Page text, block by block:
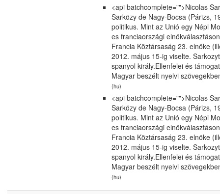
<api batchcomplete="">Nicolas
Sarközy de Nagy-Bocsa (Párizs,
politikus. Mint az Unió egy Népi
es franciaországi
Francia Köztársaság 23. elnöke
2012. május 15-ig viselte.
spanyol király.Ellenfelei és
Magyar beszélt nyelvi
(hu)
<api batchcomplete="">Nicolas
Sarközy de Nagy-Bocsa (Párizs,
politikus. Mint az Unió egy Népi
es franciaországi
Francia Köztársaság 23. elnöke
2012. május 15-ig viselte.
spanyol király.Ellenfelei és
Magyar beszélt nyelvi
(hu)